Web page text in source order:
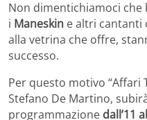
Non dimentichiamoci che
i Maneskin e altri cantanti
alla vetrina che offre,
successo.
Per questo motivo “Affari
Stefano De Martino,
programmazione dall’11